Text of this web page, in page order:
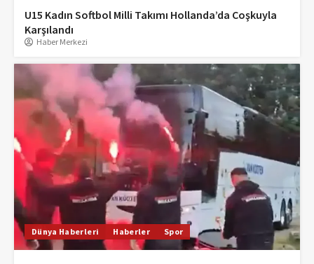
U15 Kadın Softbol Milli Takımı Hollanda’da Coşkuyla
Karşılandı
Haber Merkezi
Dünya Haberleri Haberler Spor